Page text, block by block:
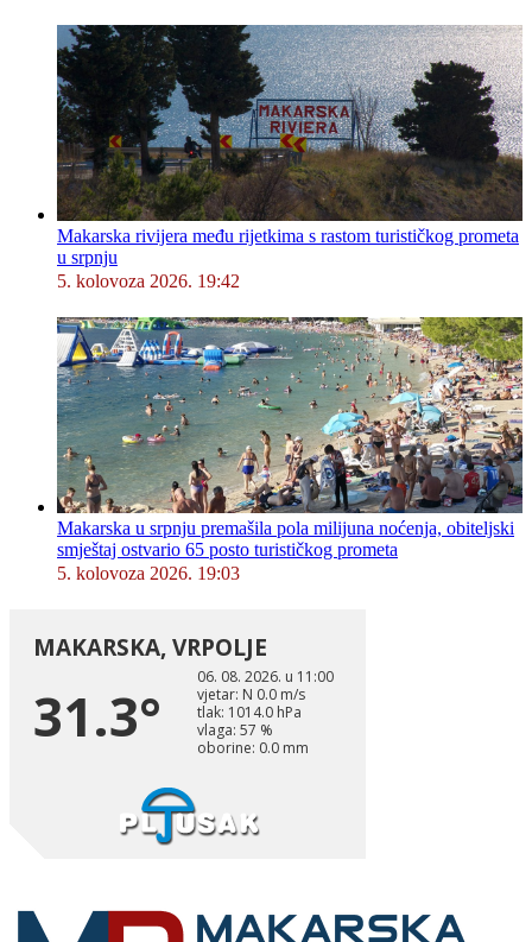
Makarska rivijera među rijetkima s rastom turističkog prometa
u srpnju
5. kolovoza 2026. 19:42
Makarska u srpnju premašila pola milijuna noćenja, obiteljski
smještaj ostvario 65 posto turističkog prometa
5. kolovoza 2026. 19:03